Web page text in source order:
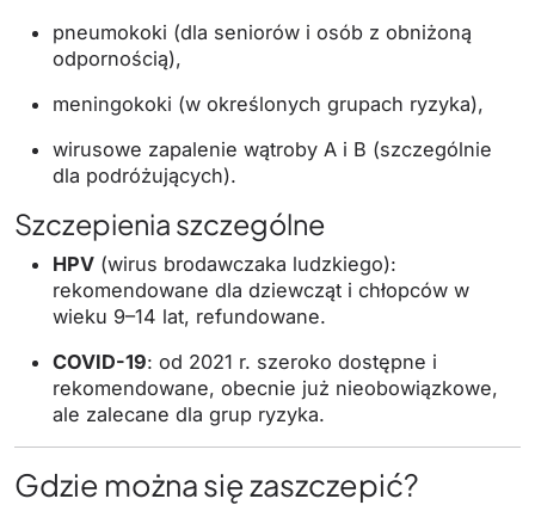
pneumokoki (dla seniorów i osób z obniżoną
odpornością),
meningokoki (w określonych grupach ryzyka),
wirusowe zapalenie wątroby A i B (szczególnie
dla podróżujących).
Szczepienia szczególne
HPV (wirus brodawczaka ludzkiego):
rekomendowane dla dziewcząt i chłopców w
wieku 9–14 lat, refundowane.
COVID-19: od 2021 r. szeroko dostępne i
rekomendowane, obecnie już nieobowiązkowe,
ale zalecane dla grup ryzyka.
Gdzie można się zaszczepić?